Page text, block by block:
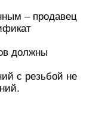
– продавец
должны
с резьбой не